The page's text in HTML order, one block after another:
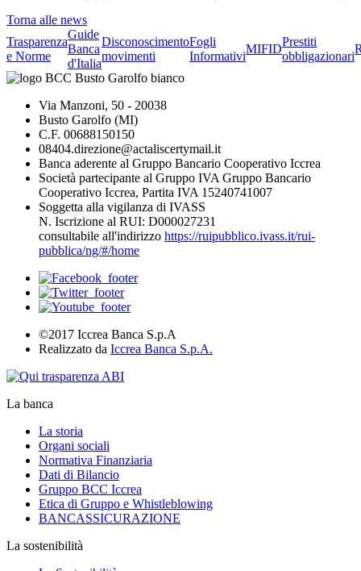
Torna alle news
Trasparenza
e Norme
Guide
Banca
d'Italia
Disconoscimento
movimenti
Fogli
Informativi
MIFID
Prestiti
obbligazionari
Via Manzoni, 50 - 20038
Busto Garolfo (MI)
C.F. 00688150150
08404.direzione@actaliscertymail.it
Banca aderente al Gruppo Bancario Cooperativo Iccrea
Società partecipante al Gruppo IVA Gruppo Bancario
Cooperativo Iccrea, Partita IVA 15240741007
Soggetta alla vigilanza di IVASS
N. Iscrizione al RUI: D000027231
consultabile all'indirizzo https://ruipubblico.ivass.it/rui-
pubblica/ng/#/home
©2017 Iccrea Banca S.p.A
Realizzato da Iccrea Banca S.p.A.
La banca
La storia
Organi sociali
Normativa Finanziaria
Dati di Bilancio
Gruppo BCC Iccrea
Etica di Gruppo e Whistleblowing
BANCASSICURAZIONE
La sostenibilità